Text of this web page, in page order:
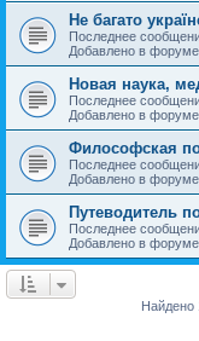
Не багато
Последнее
Добавлено в форуме
Новая наука,
Последнее
Добавлено в форуме
Философская
Последнее
Добавлено в форуме
Путеводитель
Последнее
Добавлено в форуме
Найдено